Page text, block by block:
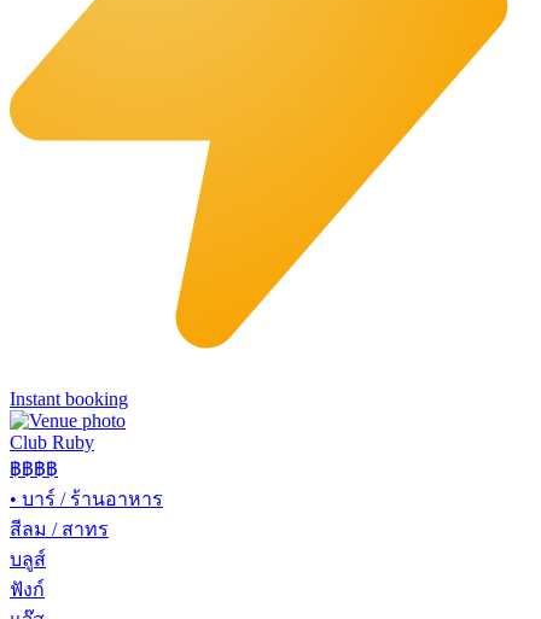
Instant booking
Club Ruby
฿฿฿฿
• บาร์ / ร้านอาหาร
สีลม / สาทร
บลูส์
ฟังก์